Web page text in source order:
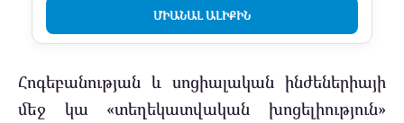
ՄԻԱՆԱԼ ԱԼԻՔԻՆ
Հոգեբանության և սոցիալական ինժեներիայի
մեջ կա «տեղեկատվական խոցելիություն»